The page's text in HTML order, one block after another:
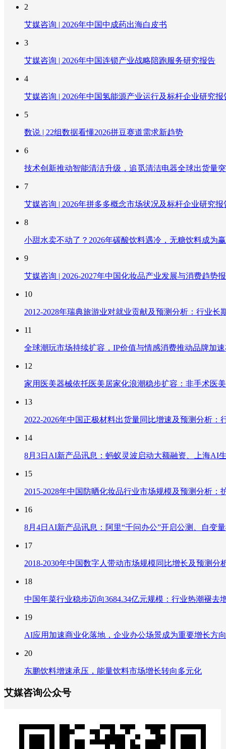
2
艾媒咨询 | 2026年中国中成药出海白皮书
3
艾媒咨询 | 2026年中国连锁产业战略陪跑服务研究报告
4
艾媒咨询 | 2026年中国氢能源产业运行及标杆企业研究报
5
数说 | 22组数据看懂2026拼豆赛道需求新趋势
6
技术创新推动智能清洁升级，追觅清洁电器全球出货量突
7
艾媒咨询 | 2026年拼多多概念市场状况及标杆企业研究报
8
小甜水卖不动了？2026年碳酸饮料遇冷，无糖饮料成为赢
9
艾媒咨询 | 2026-2027年中国化妆品产业发展与消费趋势
10
2012-2028年瑞典旅游业对就业贡献及预测分析：行业
11
全球潮玩市场持续扩容，IP价值与情感消费推动品牌加
12
家用医美器械依托医美居家化浪潮稳步扩容：非手术医
13
2022-2026年中国正极材料出货量同比增速及预测分析
14
8月3日AI新产品讯息：蚂蚁灵波启动大额融资、上海AI
15
2015-2028年中国防晒化妆品行业市场规模及预测分析
16
8月4日AI新产品讯息：阿里“千问办公”开启公测、自变
17
2018-2030年中国数字人带动市场规模同比增长及预测
18
中国年菜行业稳步迈向3684.34亿元规模：行业热潮褪
19
AI应用加速商业化落地，企业办公场景成为重要增长方向
20
东鹏饮料增速承压，能量饮料市场增长转向多元化
艾媒咨询公众号